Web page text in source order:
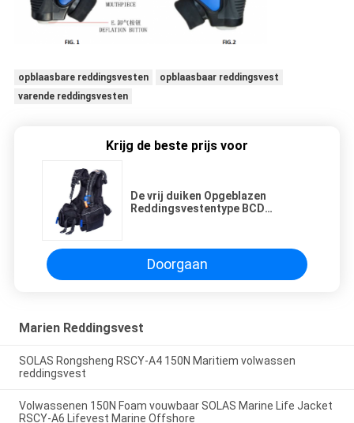
opblaasbare reddingsvesten
opblaasbaar reddingsvest
varende reddingsvesten
Krijg de beste prijs voor
De vrij duiken Opgeblazen
Reddingsvestentype BCD
Doorgaan
Marien Reddingsvest
SOLAS Rongsheng RSCY-A4 150N Maritiem volwassen
reddingsvest
Volwassenen 150N Foam vouwbaar SOLAS Marine Life Jacket
RSCY-A6 Lifevest Marine Offshore